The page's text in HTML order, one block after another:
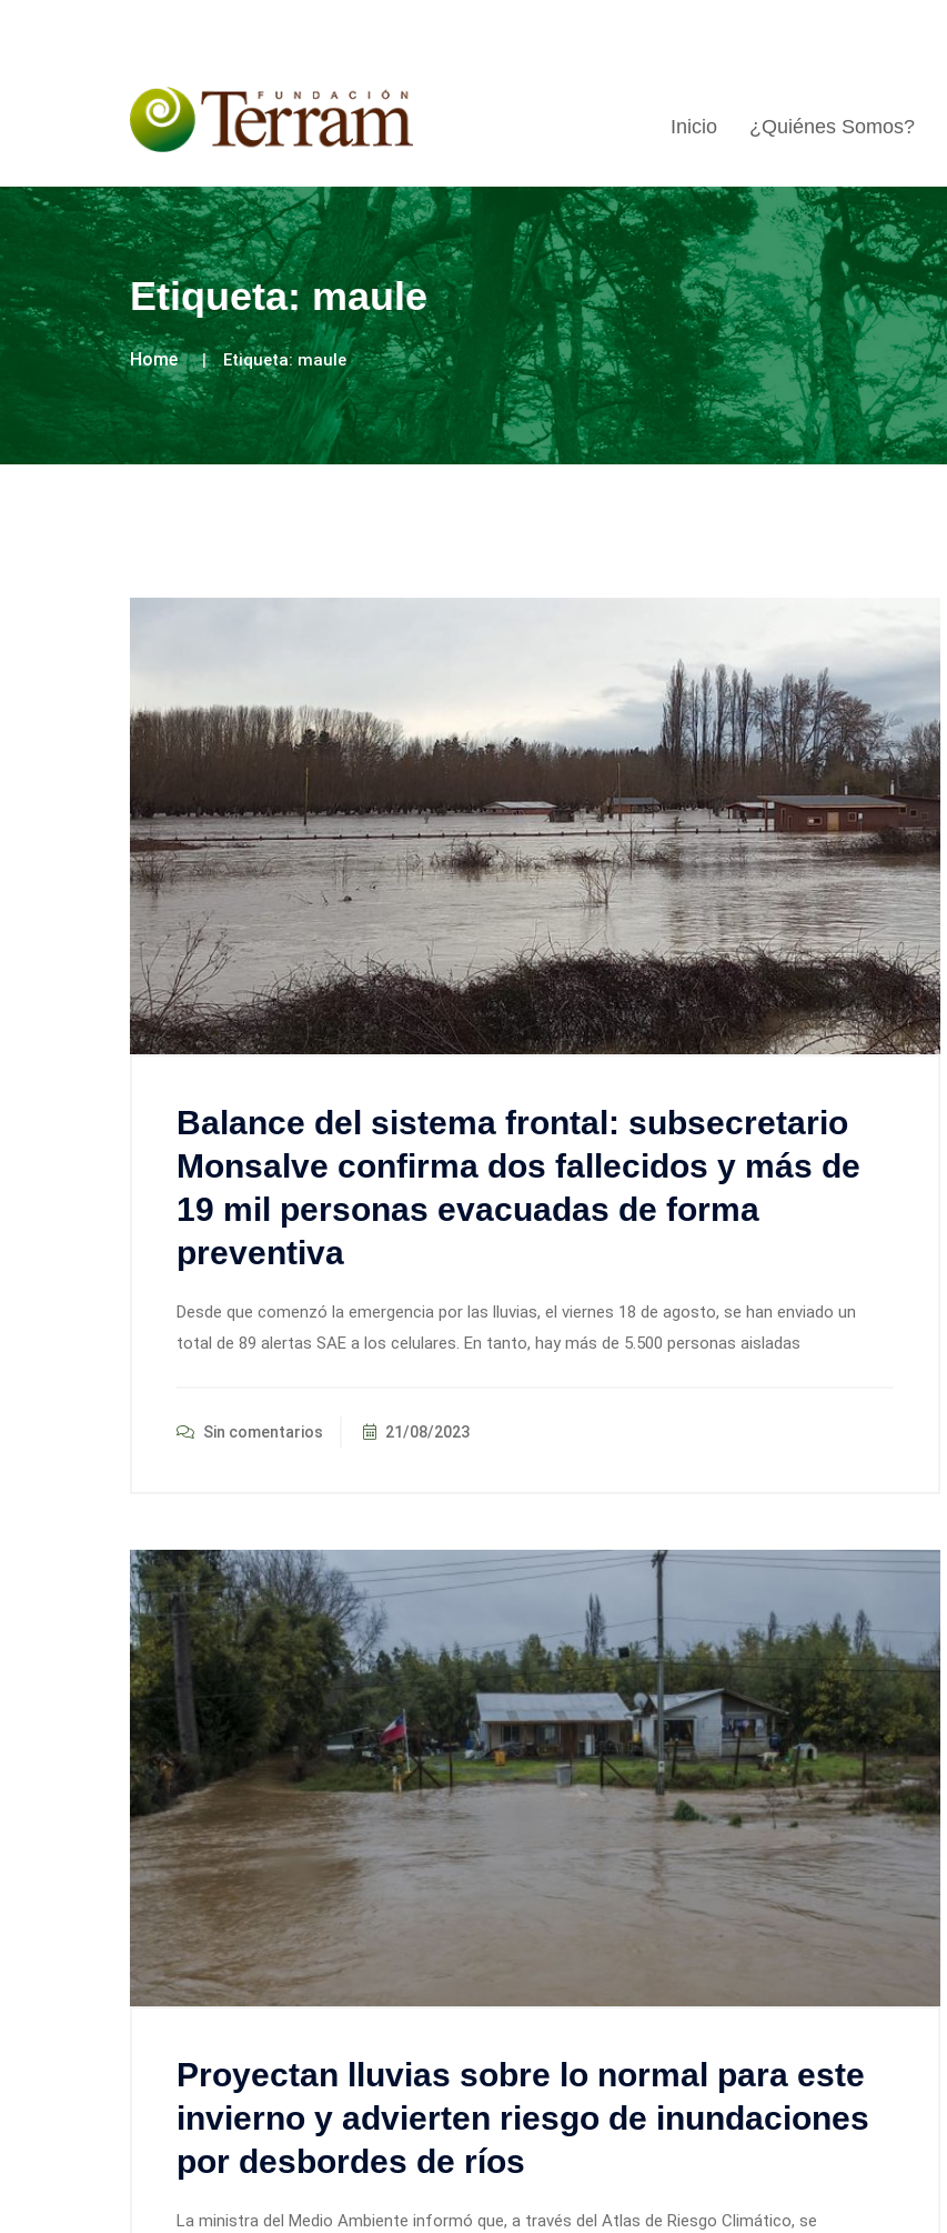
Inicio ¿Quiénes Somos?
Etiqueta:maule
Home Etiqueta:maule
Balance del sistema frontal: subsecretario
Monsalve confirma dos fallecidos y más de
19 mil personas evacuadas de forma
preventiva
Desde que comenzó la emergencia por las lluvias, el viernes 18 de agosto, se han enviado un
total de 89 alertas SAE a los celulares. En tanto, hay más de 5.500 personas aisladas
Sin comentarios 21/08/2023
Proyectan lluvias sobre lo normal para este
invierno y advierten riesgo de inundaciones
por desbordes de ríos
La ministra del Medio Ambiente informó que, a través del Atlas de Riesgo Climático, se